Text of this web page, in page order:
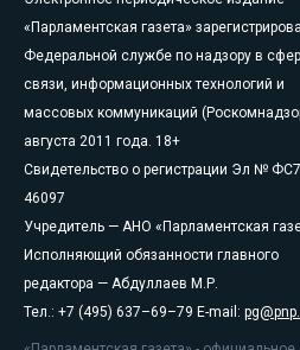
«Парламентская газета»
Федеральной службе по надзору в
связи, информационных технологий и
массовых коммуникаций
августа 2011 года. 18+
Свидетельство о регистрации Эл №
46097
Учредитель — АНО «Парламентская
Исполняющий обязанности главного
редактора — Абдуллаев М.Р.
Тел.: +7 (495) 637–69–79 E-mail: